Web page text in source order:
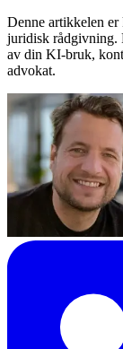
Denne artikkelen
juridisk rådgivning.
av din KI-bruk,
advokat.